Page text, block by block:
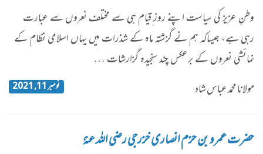
وطنِ عزیز کی سیاست اپنے روز ِقیام ہی سے مختلف نعروں سے عبارت
رہی ہے، جیساکہ ہم نے گزشتہ ماہ کے شذرات میں یہاں اسلامی نظام کے
نمائشی نعروں کے برعکس چند سنجیدہ گزارشات …
مولانا محمد عباس شاد
نومبر 11, 2021
حضرت عمرو بن حزم انصاری خزرجی رضی اللہ عنہٗ